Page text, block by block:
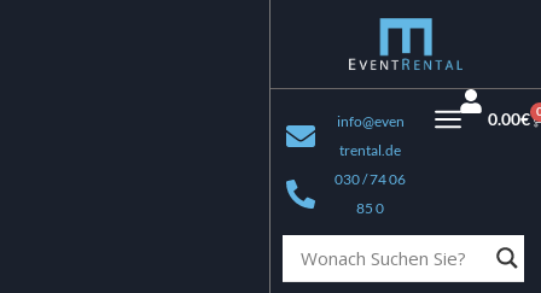
info@even
trental.de
030 / 74 06
85 0
0.00€